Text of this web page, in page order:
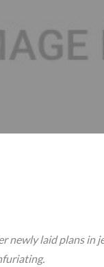
newly laid plans in